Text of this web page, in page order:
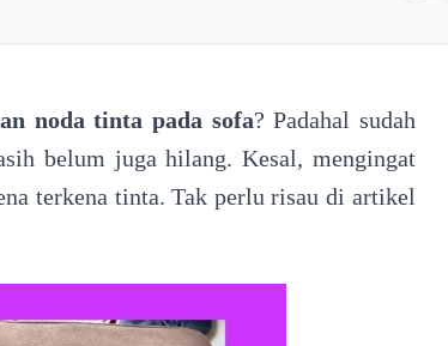
noda tinta pada sofa? Padahal sudah
belum juga hilang. Kesal, mengingat
terkena tinta. Tak perlu risau di artikel